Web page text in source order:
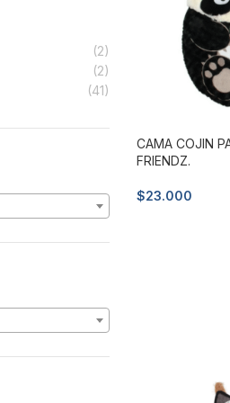
(2)
(2)
(41)
CAMA COJIN
FRIENDZ.
$23.000